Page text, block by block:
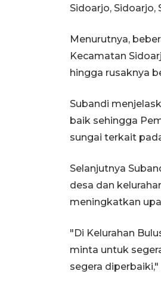
Sidoarjo, Sidoarjo,
Menurutnya,
Kecamatan
hingga rusaknya
Subandi
baik sehingga
sungai terkait
Selanjutnya
desa dan
meningkatkan
"Di Kelurahan
minta untuk
segera